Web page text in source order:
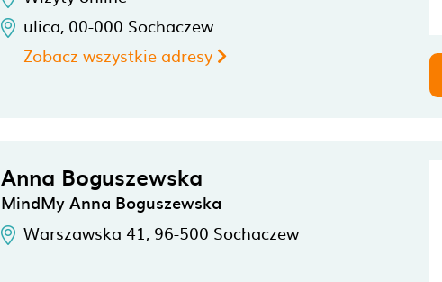
ulica, 00-000 Sochaczew
Zobacz wszystkie adresy
Anna Boguszewska
MindMy Anna Boguszewska
Warszawska 41, 96-500 Sochaczew